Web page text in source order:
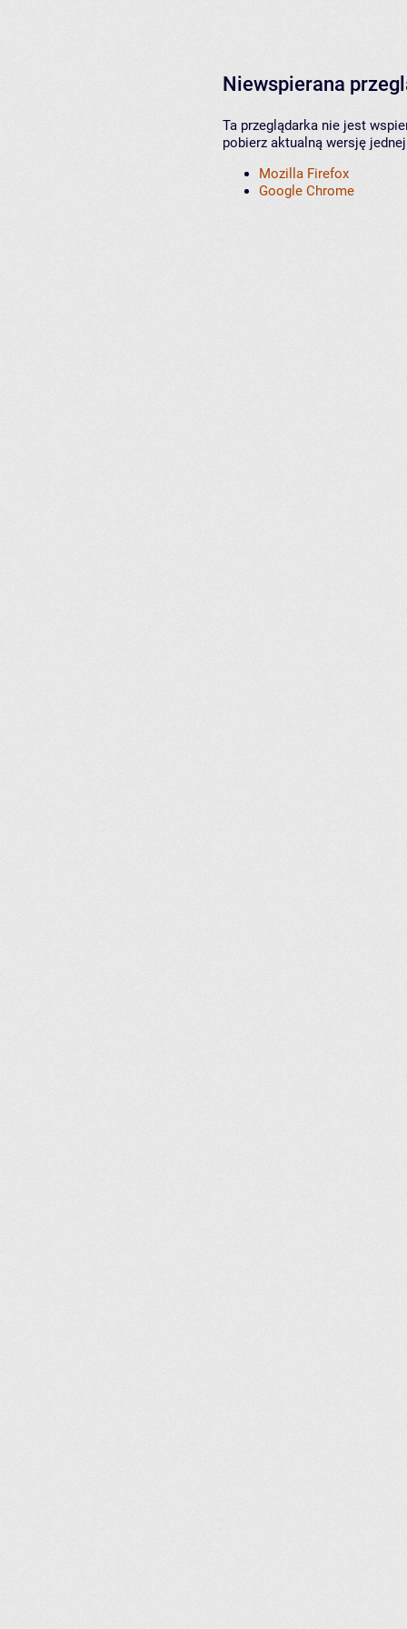
Niewspierana
Ta przeglądarka nie jest
pobierz aktualną wersję
Mozilla Firefox
Google Chrome